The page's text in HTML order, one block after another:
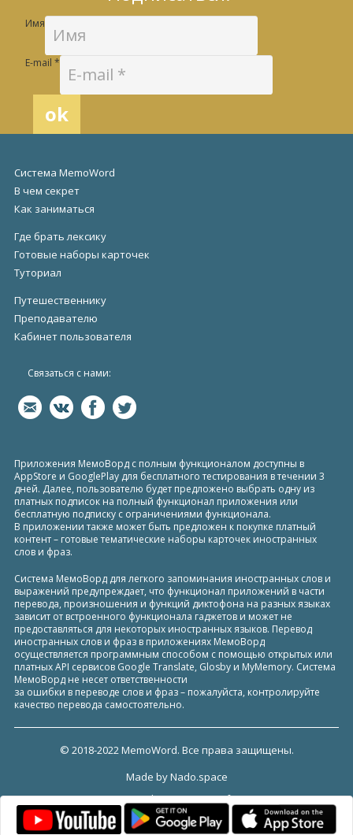
Имя
E-mail*
Система MemoWord
В чем секрет
Как заниматься
Где брать лексику
Готовые наборы карточек
Туториал
Путешественнику
Преподавателю
Кабинет пользователя
Связаться с нами:
Приложения МемоВорд с полным функционалом доступны в
AppStore и GooglePlay для бесплатного тестирования в течении 3
дней. Далее, пользователю будет предложено выбрать одну из
платных подписок на полный функционал приложения или
бесплатную подписку с ограничениями функционала.
В приложении также может быть предложен к покупке платный
контент – готовые тематические наборы карточек иностранных
слов и фраз.
Система МемоВорд для легкого запоминания иностранных слов и
выражений предупреждает, что функционал приложений в части
перевода, произношения и функций диктофона на разных языках
зависит от встроенного функционала гаджетов и может не
предоставляться для некоторых иностранных языков. Перевод
иностранных слов и фраз в приложениях МемоВорд
осуществляется программным способом с помощью открытых или
платных API сервисов Google Translate, Glosby и MyMemory. Система
МемоВорд не несет ответственности
за ошибки в переводе слов и фраз – пожалуйста, контролируйте
качество перевода самостоятельно.
© 2018-2022 MemoWord. Все права защищены.
Made byNado.space
Privacy policy
Terms of Use